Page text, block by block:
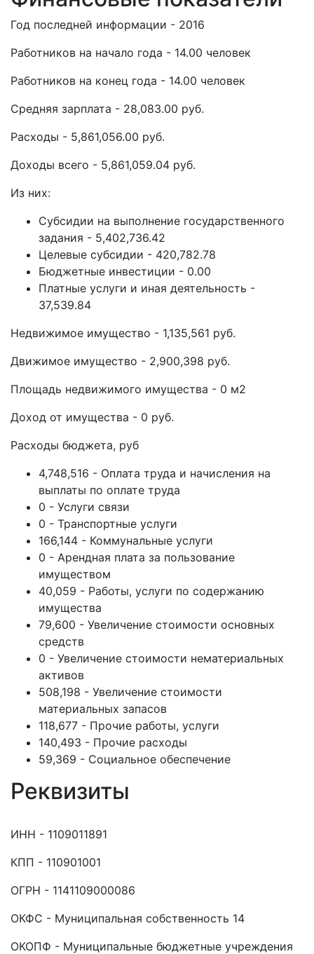
Год последней информации - 2016
Работников на начало года - 14.00 человек
Работников на конец года - 14.00 человек
Средняя зарплата - 28,083.00 руб.
Расходы - 5,861,056.00 руб.
Доходы всего - 5,861,059.04 руб.
Из них:
Субсидии на выполнение государственного
задания - 5,402,736.42
Целевые субсидии - 420,782.78
Бюджетные инвестиции - 0.00
Платные услуги и иная деятельность -
37,539.84
Недвижимое имущество - 1,135,561 руб.
Движимое имущество - 2,900,398 руб.
Площадь недвижимого имущества - 0 м2
Доход от имущества - 0 руб.
Расходы бюджета, руб
4,748,516 - Оплата труда и начисления на
выплаты по оплате труда
0 - Услуги связи
0 - Транспортные услуги
166,144 - Коммунальные услуги
0 - Арендная плата за пользование
имуществом
40,059 - Работы, услуги по содержанию
имущества
79,600 - Увеличение стоимости основных
средств
0 - Увеличение стоимости нематериальных
активов
508,198 - Увеличение стоимости
материальных запасов
118,677 - Прочие работы, услуги
140,493 - Прочие расходы
59,369 - Социальное обеспечение
Реквизиты
ИНН - 1109011891
КПП - 110901001
ОГРН - 1141109000086
ОКФС - Муниципальная собственность 14
ОКОПФ - Муниципальные бюджетные учреждения